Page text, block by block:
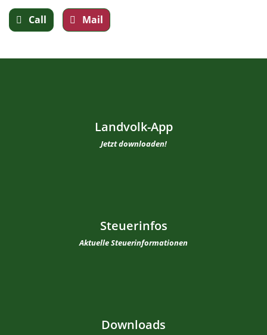
Call Mail
Landvolk-App
Jetzt downloaden!
Steuerinfos
Aktuelle Steuerinformationen
Downloads